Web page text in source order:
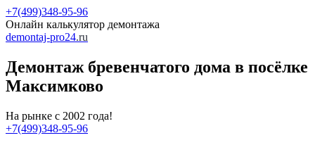
+7(499)348-95-96
Онлайн калькулятор демонтажа
demontaj-pro24.ru
Демонтаж бревенчатого дома в посёлке
Максимково
На рынке с 2002 года!
+7(499)348-95-96